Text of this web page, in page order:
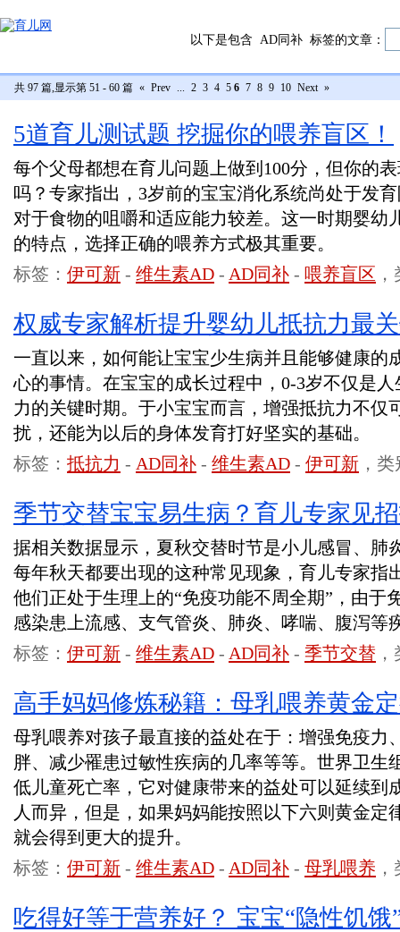
以下是包含 AD同补 标签的文章：
共 97 篇,显示第 51 - 60 篇 « Prev ... 2 3 4 5 6 7 8 9 10 Next »
5道育儿测试题 挖掘你的喂养盲区！
每个父母都想在育儿问题上做到100分，但你的
吗？专家指出，3岁前的宝宝消化系统尚处于发
对于食物的咀嚼和适应能力较差。这一时期婴幼
的特点，选择正确的喂养方式极其重要。
标签： 伊可新 - 维生素AD - AD同补 - 喂养盲区
权威专家解析提升婴幼儿抵抗力最
一直以来，如何能让宝宝少生病并且能够健康的
心的事情。在宝宝的成长过程中，0-3岁不仅是
力的关键时期。于小宝宝而言，增强抵抗力不仅
扰，还能为以后的身体发育打好坚实的基础。
标签： 抵抗力 - AD同补 - 维生素AD - 伊可新 ，
季节交替宝宝易生病？育儿专家见
据相关数据显示，夏秋交替时节是小儿感冒、肺
每年秋天都要出现的这种常见现象，育儿专家指
他们正处于生理上的“免疫功能不周全期”，由于
感染患上流感、支气管炎、肺炎、哮喘、腹泻等
标签： 伊可新 - 维生素AD - AD同补 - 季节交替
高手妈妈修炼秘籍：母乳喂养黄金
母乳喂养对孩子最直接的益处在于：增强免疫力
胖、减少罹患过敏性疾病的几率等等。世界卫生
低儿童死亡率，它对健康带来的益处可以延续到
人而异，但是，如果妈妈能按照以下六则黄金定
就会得到更大的提升。
标签： 伊可新 - 维生素AD - AD同补 - 母乳喂养
吃得好等于营养好？ 宝宝“隐性饥饿